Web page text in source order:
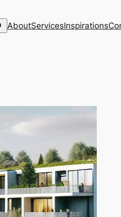
AboutServicesInspirations